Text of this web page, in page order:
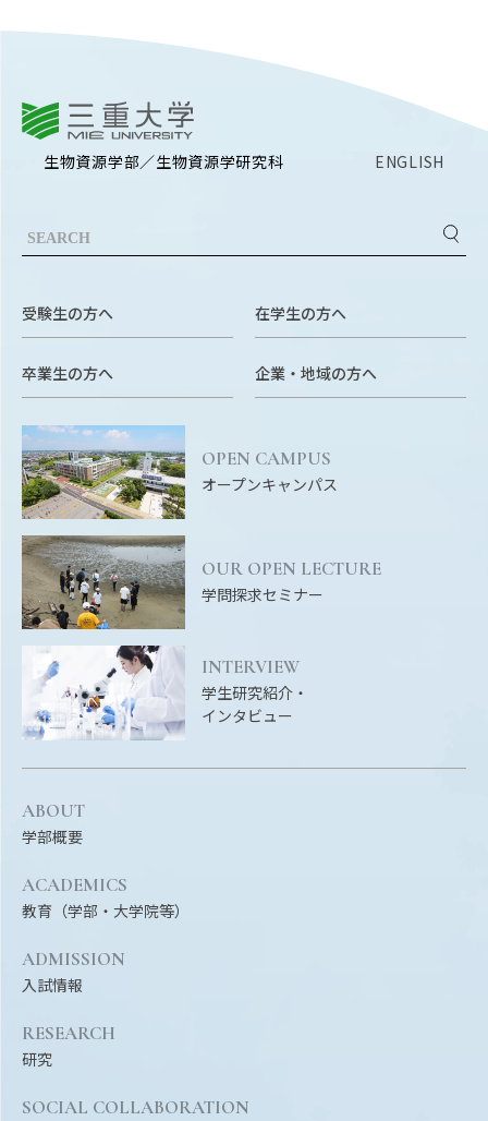
生物資源学部／生物資源学研究科 ENGLISH
受験生の方へ 在学生の方へ
卒業生の方へ 企業・地域の方へ
OPEN CAMPUS
オープンキャンパス
OUR OPEN LECTURE
学問探求セミナー
INTERVIEW
学生研究紹介・
インタビュー
ABOUT
学部概要
ACADEMICS
教育（学部・大学院等）
ADMISSION
入試情報
RESEARCH
研究
SOCIAL COLLABORATION